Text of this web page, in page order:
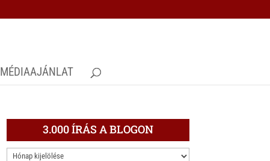
MÉDIAAJÁNLAT
3.000 ÍRÁS A BLOGON
3.000